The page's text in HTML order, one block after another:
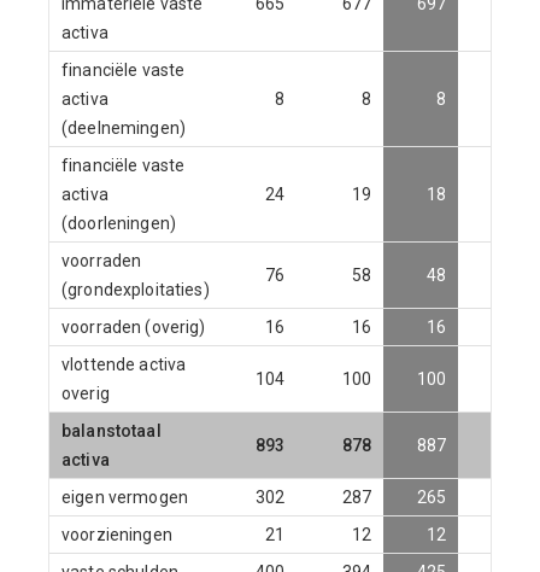
activa
financiële vaste
activa
(deelnemingen)
8 8 8
financiële vaste
activa
(doorleningen)
24 19 18
voorraden
(grondexploitaties)
76 58 48
voorraden (overig) 16 16 16
vlottende activa
overig
104 100 100
balanstotaal
activa
893 878 887
eigen vermogen 302 287 265
voorzieningen
21 12 12